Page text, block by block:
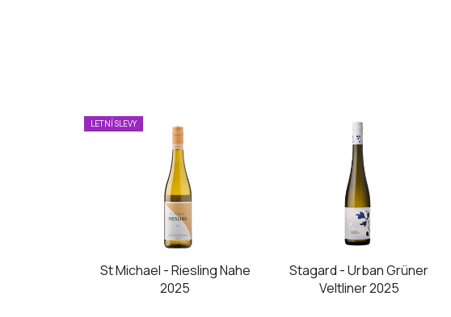
LETNÍ SLEVY
St Michael - Riesling Nahe
2025
Stagard - Urban Grüner
Veltliner 2025